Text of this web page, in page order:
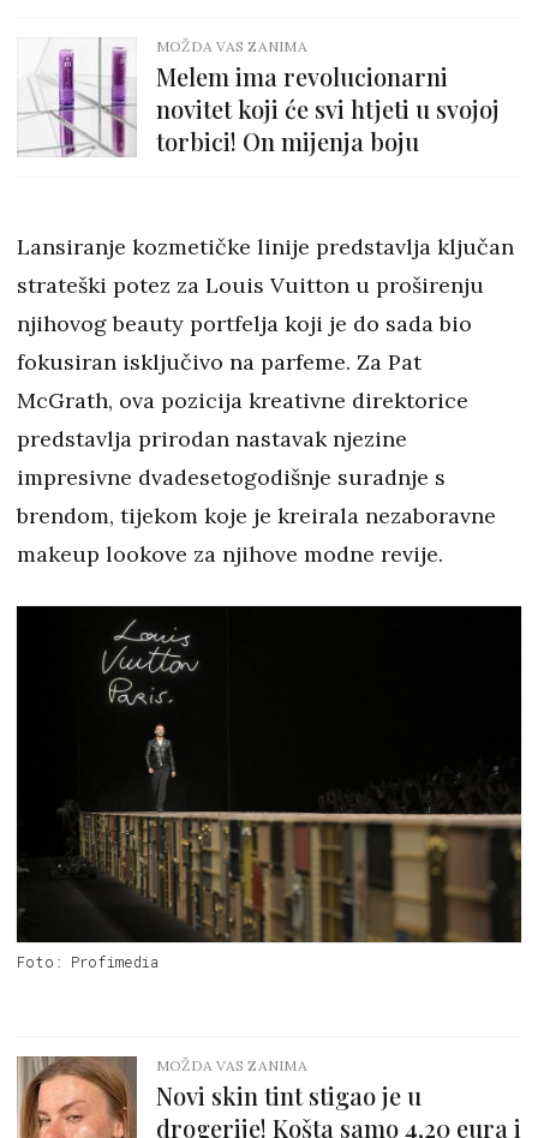
MOŽDA VAS ZANIMA
Melem ima revolucionarni
novitet koji će svi htjeti u svojoj
torbici! On mijenja boju
Lansiranje kozmetičke linije predstavlja ključan
strateški potez za Louis Vuitton u proširenju
njihovog beauty portfelja koji je do sada bio
fokusiran isključivo na parfeme. Za Pat
McGrath, ova pozicija kreativne direktorice
predstavlja prirodan nastavak njezine
impresivne dvadesetogodišnje suradnje s
brendom, tijekom koje je kreirala nezaboravne
makeup lookove za njihove modne revije.
Foto: Profimedia
MOŽDA VAS ZANIMA
Novi skin tint stigao je u
drogerije! Košta samo 4,20 eura i